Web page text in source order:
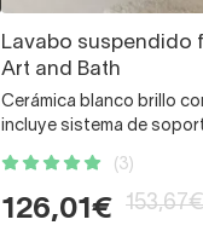
Lavabo suspendido
Art and Bath
Cerámica blanco brillo
incluye sistema de
(3)
126,01€ 153,67€